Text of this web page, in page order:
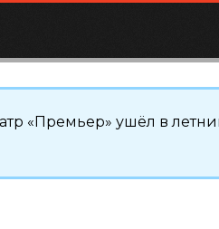
«Премьер» ушёл в